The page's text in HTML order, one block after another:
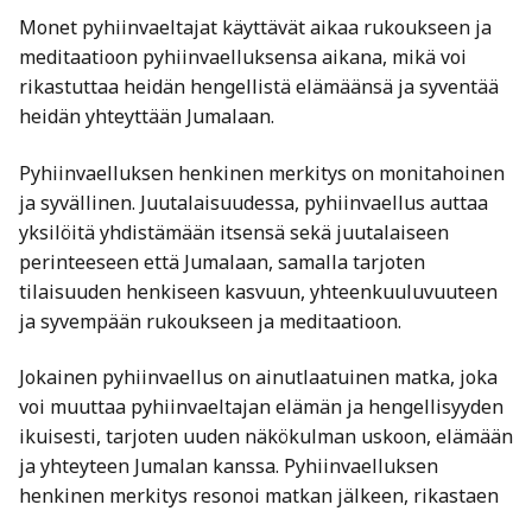
Monet pyhiinvaeltajat käyttävät aikaa rukoukseen ja
meditaatioon pyhiinvaelluksensa aikana, mikä voi
rikastuttaa heidän hengellistä elämäänsä ja syventää
heidän yhteyttään Jumalaan.
Pyhiinvaelluksen henkinen merkitys on monitahoinen
ja syvällinen. Juutalaisuudessa, pyhiinvaellus auttaa
yksilöitä yhdistämään itsensä sekä juutalaiseen
perinteeseen että Jumalaan, samalla tarjoten
tilaisuuden henkiseen kasvuun, yhteenkuuluvuuteen
ja syvempään rukoukseen ja meditaatioon.
Jokainen pyhiinvaellus on ainutlaatuinen matka, joka
voi muuttaa pyhiinvaeltajan elämän ja hengellisyyden
ikuisesti, tarjoten uuden näkökulman uskoon, elämään
ja yhteyteen Jumalan kanssa. Pyhiinvaelluksen
henkinen merkitys resonoi matkan jälkeen, rikastaen